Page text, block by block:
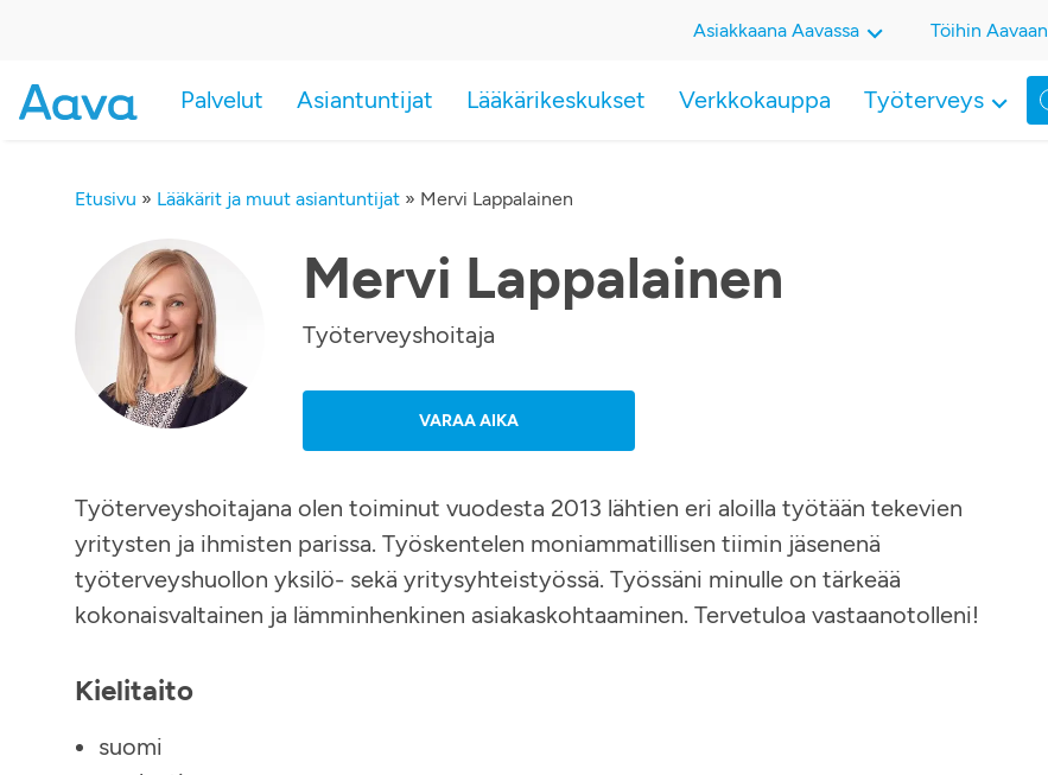
Palvelut Asiantuntijat Lääkärikeskukset Verkkokauppa Työterveys
Asiakkaana Aavassa Töihin Aavaan
Etusivu » Lääkärit ja muut asiantuntijat » Mervi Lappalainen
Mervi Lappalainen
Työterveyshoitaja
VARAA AIKA
Työterveyshoitajana olen toiminut vuodesta 2013 lähtien eri aloilla työtään tekevien
yritysten ja ihmisten parissa. Työskentelen moniammatillisen tiimin jäsenenä
työterveyshuollon yksilö- sekä yritysyhteistyössä. Työssäni minulle on tärkeää
kokonaisvaltainen ja lämminhenkinen asiakaskohtaaminen. Tervetuloa vastaanotolleni!
Kielitaito
suomi